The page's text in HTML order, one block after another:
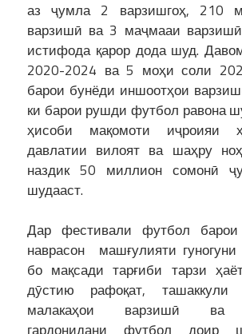
аз ҷумла 2 варзишгоҳ, 210
варзишӣ ва 3 маҷмааи
истифода қарор дода шуд.
2020-2024 ва 5 моҳи соли
барои бунёди иншоотҳои
ки барои рушди футбол равона
ҳисоби мақомоти иҷроияи
давлатии вилоят ва шаҳру
наздик 50 миллион сомонӣ
шудааст.
Дар фестивали футбол барои
наврасон машғулияти
бо мақсади тарғиби тарзи
дӯстию рафоқат, ташаккули
малакаҳои варзишӣ ва